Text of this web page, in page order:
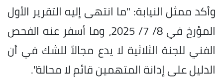
وأكد ممثل النيابة: "ما انتهى إليه التقرير الأول
المؤرخ في 8/ 7/ 2025، وما أسفر عنه الفحص
الفني للجنة الثلاثية لا يدع مجالاً للشك في أن
الدليل على إدانة المتهمين قائم لا محالة".